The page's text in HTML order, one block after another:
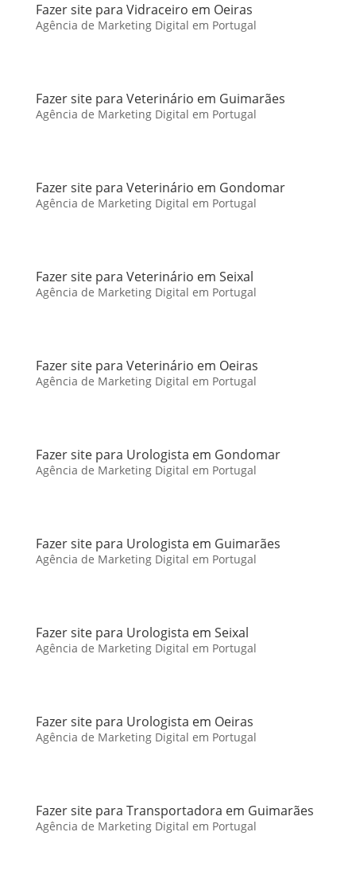
Fazer site para Vidraceiro em Oeiras
Agência de Marketing Digital em Portugal
Fazer site para Veterinário em Guimarães
Agência de Marketing Digital em Portugal
Fazer site para Veterinário em Gondomar
Agência de Marketing Digital em Portugal
Fazer site para Veterinário em Seixal
Agência de Marketing Digital em Portugal
Fazer site para Veterinário em Oeiras
Agência de Marketing Digital em Portugal
Fazer site para Urologista em Gondomar
Agência de Marketing Digital em Portugal
Fazer site para Urologista em Guimarães
Agência de Marketing Digital em Portugal
Fazer site para Urologista em Seixal
Agência de Marketing Digital em Portugal
Fazer site para Urologista em Oeiras
Agência de Marketing Digital em Portugal
Fazer site para Transportadora em Guimarães
Agência de Marketing Digital em Portugal